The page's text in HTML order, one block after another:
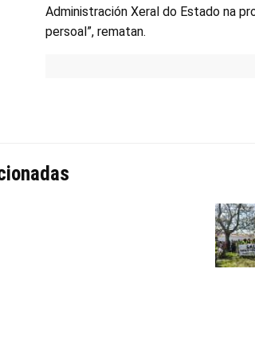
Administración Xeral do Estado na
persoal”, rematan.